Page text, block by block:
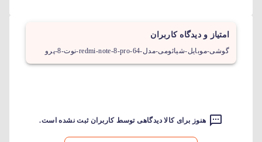
امتیاز و دیدگاه کاربران
گوشی-موبایل-شیائومی-مدل-redmi-note-8-pro-64-نوت-8-پرو
هنوز برای کالا دیدگاهی توسط کاربران ثبت نشده است.